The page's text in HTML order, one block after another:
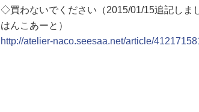
◇買わないでください（2015/01/15追記し
はんこあーと）
http://atelier-naco.seesaa.net/article/